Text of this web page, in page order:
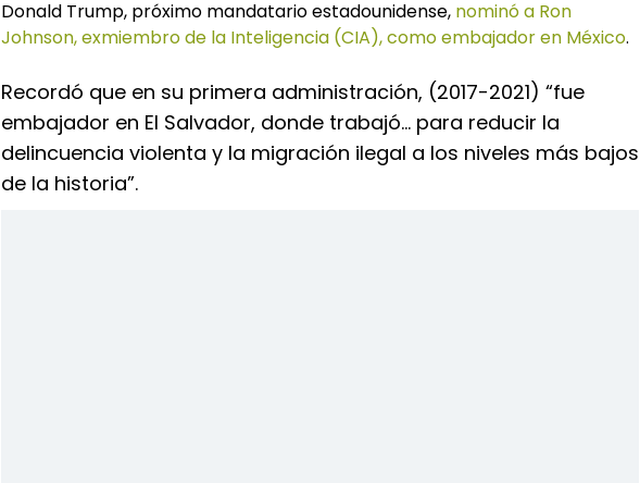
Donald Trump, próximo mandatario estadounidense, nominó a Ron
Johnson, exmiembro de la Inteligencia (CIA), como embajador en México.
Recordó que en su primera administración, (2017-2021) “fue
embajador en El Salvador, donde trabajó… para reducir la
delincuencia violenta y la migración ilegal a los niveles más bajos
de la historia”.